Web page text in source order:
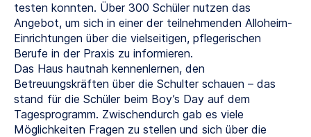
testen konnten. Über 300 Schüler nutzen das
Angebot, um sich in einer der teilnehmenden Alloheim-
Einrichtungen über die vielseitigen, pflegerischen
Berufe in der Praxis zu informieren.
Das Haus hautnah kennenlernen, den
Betreuungskräften über die Schulter schauen – das
stand für die Schüler beim Boy’s Day auf dem
Tagesprogramm. Zwischendurch gab es viele
Möglichkeiten Fragen zu stellen und sich über die